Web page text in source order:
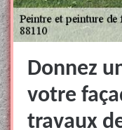
Donnez
votre
travaux